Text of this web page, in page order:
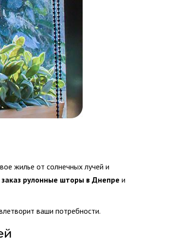
жилье от солнечных лучей и
заказ рулонные шторы в Днепре и
ваши потребности.